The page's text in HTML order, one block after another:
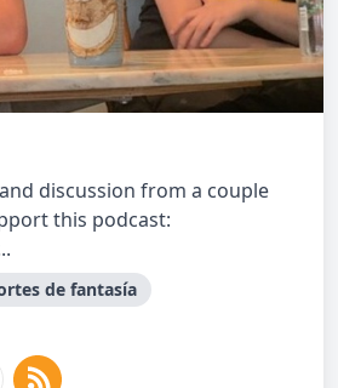
discussion from a couple
this podcast:
de fantasía